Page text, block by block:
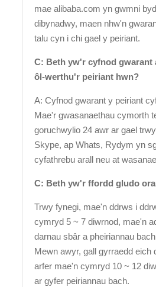
mae alibaba.com yn gwmni
dibynadwy, maen nhw'n
talu cyn i chi gael y peiriant.
C: Beth yw'r cyfnod gwarant
ôl-werthu'r peiriant hwn?
A: Cyfnod gwarant y peiriant
Mae'r gwasanaethau cymorth
goruchwylio 24 awr ar gael
Skype, ap Whats, Rydym yn
cyfathrebu arall neu at
C: Beth yw'r ffordd gludo
Trwy fynegi, mae'n ddrws i
cymryd 5 ~ 7 diwrnod, mae'n
darnau sbâr a pheiriannau
Mewn awyr, gall gyrraedd eich
arfer mae'n cymryd 10 ~ 12
ar gyfer peiriannau bach.